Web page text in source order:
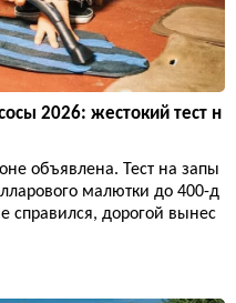
2026: жестокий тест н
объявлена. Тест на запы
малютки до 400-д
справился, дорогой вынес